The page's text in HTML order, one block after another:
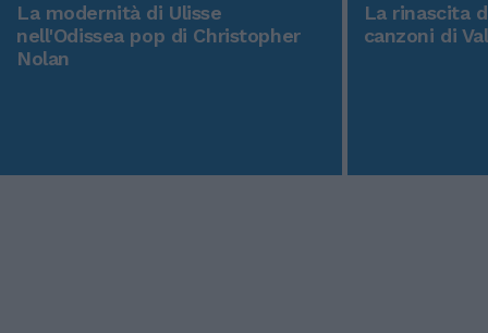
La modernità di Ulisse
nell'Odissea pop di Christopher
Nolan
La rinascita
canzoni di